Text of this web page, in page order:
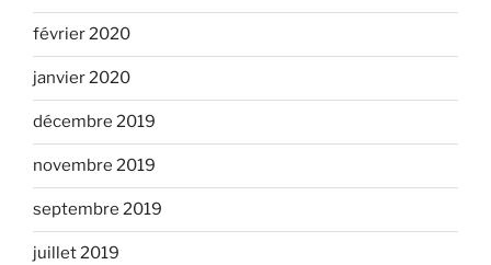
février 2020
janvier 2020
décembre 2019
novembre 2019
septembre 2019
juillet 2019